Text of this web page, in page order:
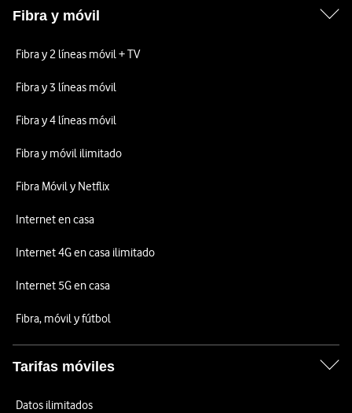
Fibra y móvil
Fibra y 2 líneas móvil + TV
Fibra y 3 líneas móvil
Fibra y 4 líneas móvil
Fibra y móvil ilimitado
Fibra Móvil y Netflix
Internet en casa
Internet 4G en casa ilimitado
Internet 5G en casa
Fibra, móvil y fútbol
Tarifas móviles
Datos ilimitados